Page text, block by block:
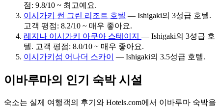
점: 9.8/10 ~ 최고예요.
이시가키 썬 그린 리조트 호텔 — Ishigaki의 3성급 호텔.
고객 평점: 8.2/10 ~ 매우 좋아요.
레지나 이시가키 아쿠아 스테이지 — Ishigaki의 3성급 호
텔. 고객 평점: 8.0/10 ~ 매우 좋아요.
이시가키섬 어나더 스카이
— Ishigaki의 3.5성급 호텔.
이바루마의 인기 숙박 시설
숙소는 실제 여행객의 후기와 Hotels.com에서 이바루마 숙박을